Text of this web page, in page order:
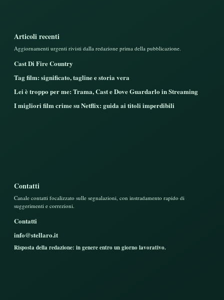
Articoli recenti
Aggiornamenti urgenti rivisti dalla redazione prima della pubblicazione.
Cast Di Fire Country
Tag film: significato, tagline e storia vera
Lei è troppo per me: Trama, Cast e Dove Guardarlo in Streaming
I migliori film crime su Netflix: guida ai titoli imperdibili
Contatti
Canale contatti focalizzato sulle segnalazioni, con instradamento rapido di
suggerimenti e correzioni.
Contatti
info@stellaro.it
Risposta della redazione: in genere entro un giorno lavorativo.